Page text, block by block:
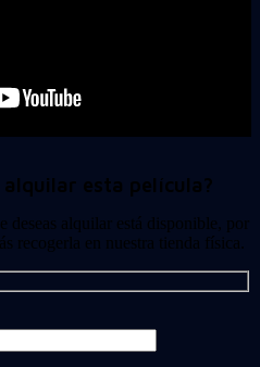
esta película?
deseas alquilar está disponible, por
recogerla en nuestra tienda física.